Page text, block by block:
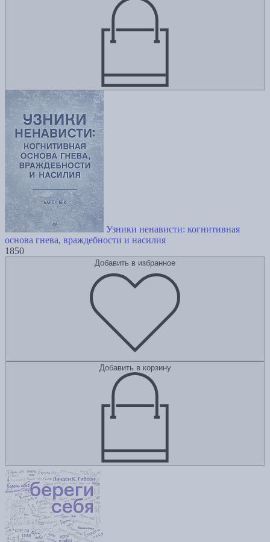
Узники ненависти: когнитивная
основа гнева, враждебности и насилия
1850
Добавить в избранное
Добавить в корзину